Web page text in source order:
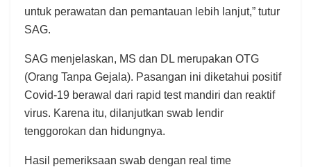
untuk perawatan dan pemantauan lebih lanjut,” tutur
SAG.
SAG menjelaskan, MS dan DL merupakan OTG
(Orang Tanpa Gejala). Pasangan ini diketahui positif
Covid-19 berawal dari rapid test mandiri dan reaktif
virus. Karena itu, dilanjutkan swab lendir
tenggorokan dan hidungnya.
Hasil pemeriksaan swab dengan real time